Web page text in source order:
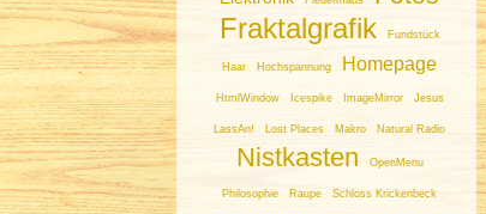
Fraktalgrafik Fundstück
Haar Hochspannung Homepage
HtmlWindow Icespike ImageMirror Jesus
LassAn! Lost Places Makro Natural Radio
Nistkasten OpenMenu
Philosophie Raupe Schloss Krickenbeck